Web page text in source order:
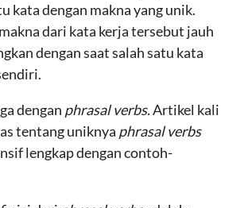
kata dengan makna yang unik.
dari kata kerja tersebut jauh
dengan saat salah satu kata
dengan phrasal verbs.Artikel kali
tentang uniknya phrasal verbs
lengkap dengan contoh-